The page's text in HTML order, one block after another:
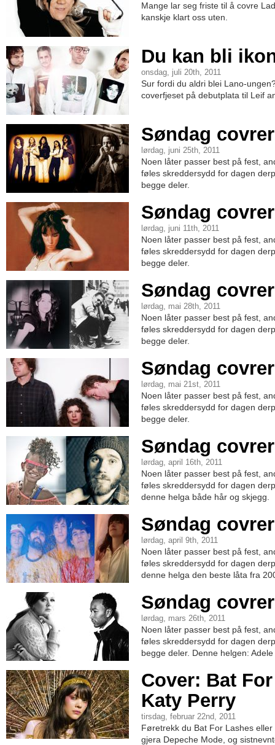
Mange lar seg friste til å covre
kanskje klart oss uten.
Du kan bli
onsdag, juli 20th, 2011
Sur fordi du aldri blei Lano-
coverfjeset på debutplata til Leif
Søndag
lørdag, juni 25th, 2011
Noen låter passer best på fest,
føles skreddersydd for dagen
begge deler.
Søndag
lørdag, juni 11th, 2011
Noen låter passer best på fest,
føles skreddersydd for dagen
begge deler.
Søndag
lørdag, mai 28th, 2011
Noen låter passer best på fest,
føles skreddersydd for dagen
begge deler.
Søndag
lørdag, mai 21st, 2011
Noen låter passer best på fest,
føles skreddersydd for dagen
begge deler.
Søndag
lørdag, april 16th, 2011
Noen låter passer best på fest,
føles skreddersydd for dagen
denne helga både hår og skjegg.
Søndag
lørdag, april 9th, 2011
Noen låter passer best på fest,
føles skreddersydd for dagen
denne helga den beste låta fra
Søndag
lørdag, mars 26th, 2011
Noen låter passer best på fest,
føles skreddersydd for dagen
begge deler. Denne helgen:
Cover: Bat
Katy Perry
tirsdag, februar 22nd, 2011
Føretrekk du Bat For Lashes
gjera Depeche Mode, og